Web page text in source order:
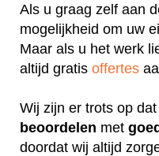
Als u graag zelf aan
mogelijkheid om uw
Maar als u het werk
altijd gratis offertes
Wij zijn er trots op
beoordelen met
doordat wij altijd